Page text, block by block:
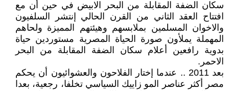
سكان الضفة المقابلة من البحر الابيض في حين أن مع
افتتاح العقد الثاني من القرن الحالي إنتشر السلفيون
والاخوان المسلمين بملابسهم وهيئتهم المميزة ولحاهم
المهملة يملأون صورة الحياة المصرية مستوردين حياة
بدوية رافعين أعلام سكان الضفة المقابلة من البحر
الاحمر.
بعد 2011 .. عندما إختار الفلاحون والعشوائيون أن يحكم
مصر أكثر عناصر المو زاييك السياسي تخلفا، رجعية، بعدا